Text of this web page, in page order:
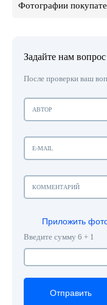
Фотографии
Задайте нам
После проверки ваш
Приложить
Введите сумму 6 + 1
Отправить
Отправить
Отправить